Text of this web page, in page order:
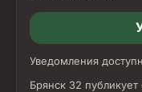
Уведомления
Брянск 32